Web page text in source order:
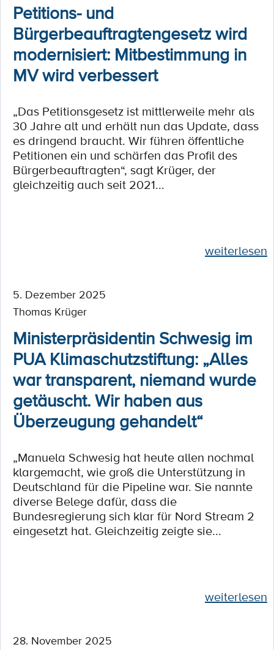
Petitions- und
Bürgerbeauftragtengesetz wird
modernisiert: Mitbestimmung in
MV wird verbessert
„Das Petitionsgesetz ist mittlerweile mehr als
30 Jahre alt und erhält nun das Update, dass
es dringend braucht. Wir führen öffentliche
Petitionen ein und schärfen das Profil des
Bürgerbeauftragten“, sagt Krüger, der
gleichzeitig auch seit 2021...
weiterlesen
5. Dezember 2025
Thomas Krüger
Ministerpräsidentin Schwesig im
PUA Klimaschutzstiftung: „Alles
war transparent, niemand wurde
getäuscht. Wir haben aus
Überzeugung gehandelt“
„Manuela Schwesig hat heute allen nochmal
klargemacht, wie groß die Unterstützung in
Deutschland für die Pipeline war. Sie nannte
diverse Belege dafür, dass die
Bundesregierung sich klar für Nord Stream 2
eingesetzt hat. Gleichzeitig zeigte sie...
weiterlesen
28. November 2025